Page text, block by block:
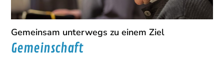
Gemeinsam unterwegs zu einem Ziel
Gemeinschaft